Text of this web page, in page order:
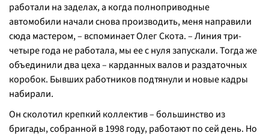
работали на заделах, а когда полноприводные
автомобили начали снова производить, меня направили
сюда мастером, – вспоминает Олег Скота. – Линия три-
четыре года не работала, мы ее с нуля запускали. Тогда же
объединили два цеха – карданных валов и раздаточных
коробок. Бывших работников подтянули и новые кадры
набирали.
Он сколотил крепкий коллектив – большинство из
бригады, собранной в 1998 году, работают по сей день. Но